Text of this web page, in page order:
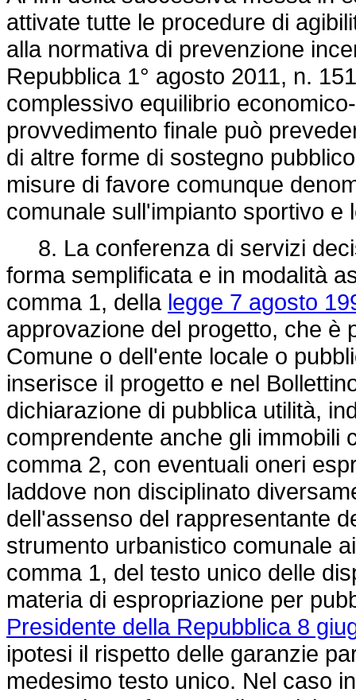
attivate tutte le procedure di
alla normativa di prevenzione
Repubblica 1° agosto 2011, n.
complessivo equilibrio
provvedimento finale può
di altre forme di sostegno
misure di favore comunque
comunale sull'impianto sportivo
8. La conferenza di servizi
forma semplificata e in modalità
comma 1, della legge 7 agosto
approvazione del progetto, che è
Comune o dell'ente locale o
inserisce il progetto e nel
dichiarazione di pubblica utilità,
comprendente anche gli immobili
comma 2, con eventuali oneri
laddove non disciplinato
dell'assenso del rappresentante
strumento urbanistico comunale
comma 1, del testo unico delle
materia di espropriazione per
Presidente della Repubblica 8
ipotesi il rispetto delle garanzie
medesimo testo unico. Nel caso